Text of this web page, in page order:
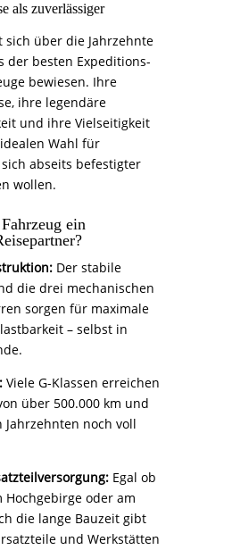
als zuverlässiger
sich über die Jahrzehnte
der besten Expeditions-
bewiesen. Ihre
ihre legendäre
und ihre Vielseitigkeit
Wahl für
abseits befestigter
wollen.
ein
Der stabile
die drei mechanischen
sorgen für maximale
– selbst in
Viele G-Klassen erreichen
über 500.000 km und
noch voll
Egal ob
Hochgebirge oder am
die lange Bauzeit gibt
und Werkstätten